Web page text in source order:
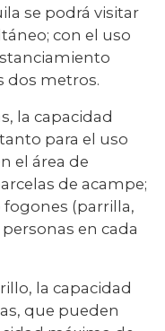
se podrá visitar
con el uso
dos metros.
la capacidad
para el uso
el área de
de acampe;
fogones (parrilla,
en cada
la capacidad
que pueden